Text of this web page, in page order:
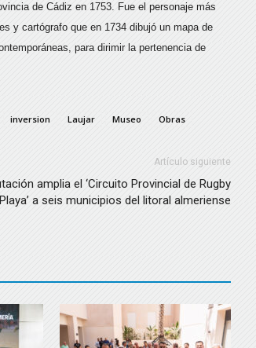
de Cádiz en 1753. Fue el personaje más
y cartógrafo que en 1734 dibujó un mapa de
para dirimir la pertenencia de
inversion Laujar Museo Obras
Artículo siguiente
amplia el ‘Circuito Provincial de Rugby
Playa’ a seis municipios del litoral almeriense